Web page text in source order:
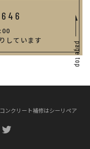
しています
ンクリート補修はシーリペア